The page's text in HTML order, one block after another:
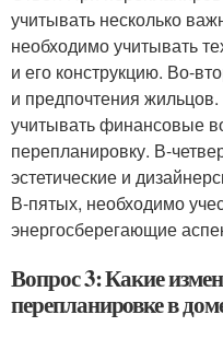
учитывать несколько
необходимо учитывать
и его конструкцию. Во-
и предпочтения
учитывать финансовые
перепланировку. В-
эстетические и
В-пятых, необходимо
энергосберегающие
Вопрос 3: Какие
перепланировке в